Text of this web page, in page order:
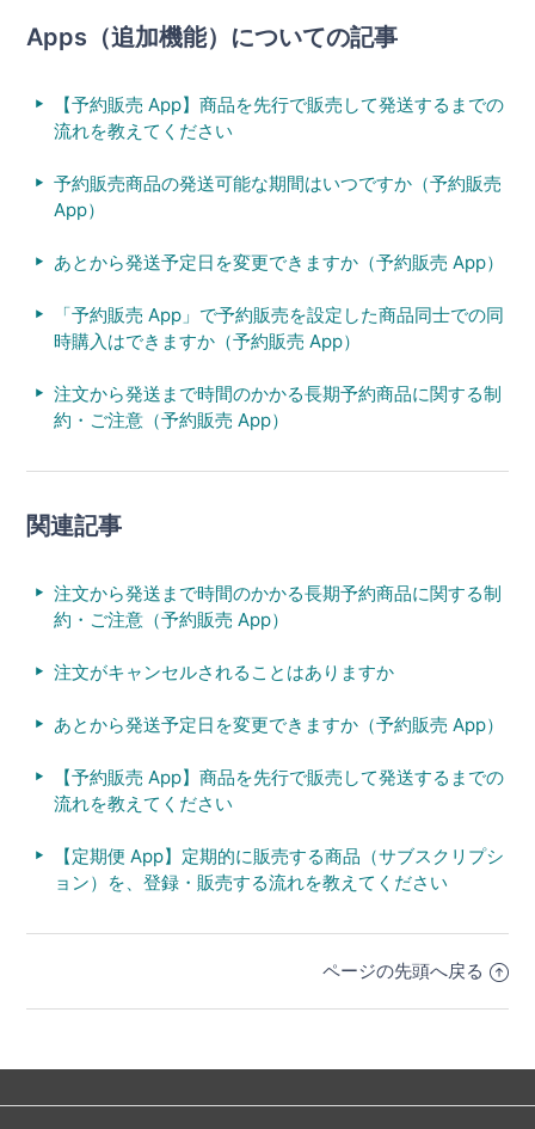
Apps（追加機能）についての記事
【予約販売 App】商品を先行で販売して発送するまでの
流れを教えてください
予約販売商品の発送可能な期間はいつですか（予約販売
App）
あとから発送予定日を変更できますか（予約販売 App）
「予約販売 App」で予約販売を設定した商品同士での同
時購入はできますか（予約販売 App）
注文から発送まで時間のかかる長期予約商品に関する制
約・ご注意（予約販売 App）
関連記事
注文から発送まで時間のかかる長期予約商品に関する制
約・ご注意（予約販売 App）
注文がキャンセルされることはありますか
あとから発送予定日を変更できますか（予約販売 App）
【予約販売 App】商品を先行で販売して発送するまでの
流れを教えてください
【定期便 App】定期的に販売する商品（サブスクリプシ
ョン）を、登録・販売する流れを教えてください
ページの先頭へ戻る